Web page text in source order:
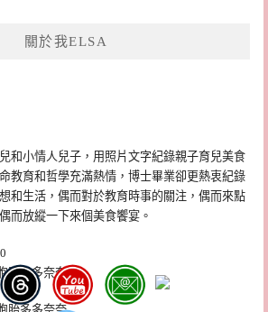
關於我ELSA
和小情人兒子，用照片文字紀錄親子育兒美食
教育和哲學充滿熱情，博士畢業卻更熱衷紀錄
和生活，偶而對於教育時事的關注，偶而來點
而放縱一下來個美食饗宴。
胎多多奈奈